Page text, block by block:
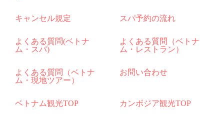
キャンセル規定 スパ予約の流れ
よくある質問(ベトナ
ム・スパ)
よくある質問（ベトナ
ム・レストラン）
よくある質問（ベトナ
ム・現地ツアー）
お問い合わせ
ベトナム観光TOP カンボジア観光TOP